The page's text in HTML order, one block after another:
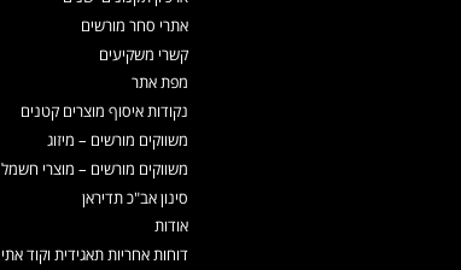
אתרי סחר מורשים
קשרי משקיעים
מפת אתר
נקודות איסוף מוצרים קטנים
משווקים מורשים – מיזוג
משווקים מורשים – מוצרי חשמל
סינון אב"כ תדיראן
אודות
דוחות אחריות תאגידית וקוד אתי